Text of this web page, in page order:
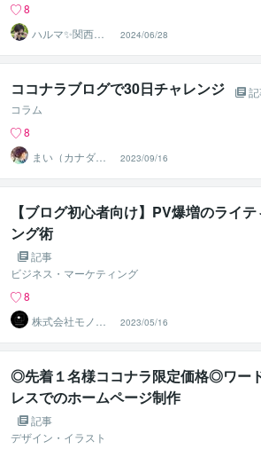
8
ハルマ✨関西の
傾聴マスター
2024/06/28
ココナラブログで30日チャレンジ
コラム
8
まい（カナダ在
住）
2023/09/16
【ブログ初心者向け】PV爆増のライテ
ング術
記事
ビジネス・マーケティング
8
株式会社モノク
ロマーケティン
グ
2023/05/16
◎先着１名様ココナラ限定価格◎ワー
レスでのホームページ制作
記事
デザイン・イラスト